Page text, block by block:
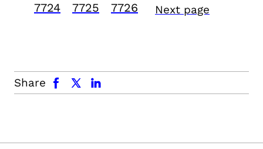
7724 7725 7726 Next page
Share
facebook x.com linkedin